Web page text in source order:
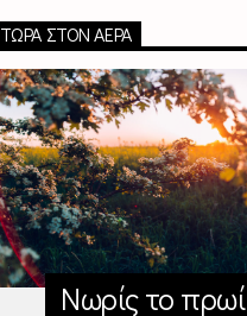
ΤΏΡΑ ΣΤΟΝ ΑΈΡΑ
Νωρίς το πρωί